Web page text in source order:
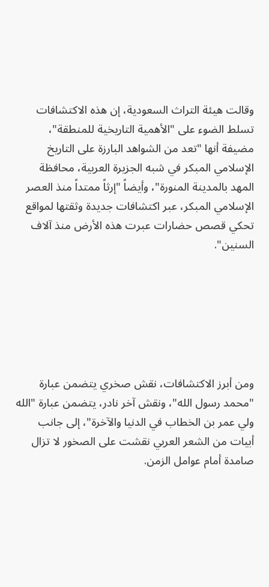
وقالت هيئة التراث السعودية، إن هذه الاكتشافات
تسلط الضوء على "الأهمية التاريخية للمنطقة"،
مضيفة أنها "تعد من الشواهد البارزة على التاريخ
الإسلامي المبكر في شبه الجزيرة العربية، محافظة
المهد بالمدينة المنورة"، وأيضاً "إرثاً ممتداً منذ العصر
الإسلامي المبكر، عبر اكتشافات جديدة وثقتها لمواقع
تحكي قصص حضارات عبرت هذه الأرض منذ آلاف
السنين".
ومن أبرز الاكتشافات، نقش صخري يتضمن عبارة
"محمد رسول الله"، ونقش آخر نادر، يتضمن عبارة "الله
ولي عمر بن الخطاب في الدنيا والآخرة"، إلى جانب
أبيات من الشعر العربي نقشت على الصخور لا تزال
صامدة أمام عوامل الزمن.